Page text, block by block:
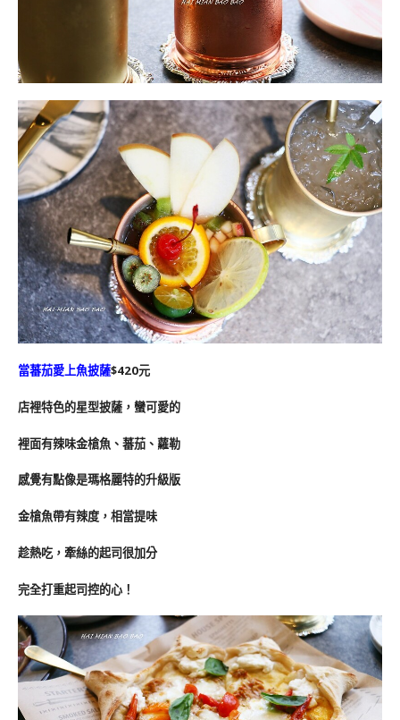
當蕃茄愛上魚披薩$420元
店裡特色的星型披薩，蠻可愛的
裡面有辣味金槍魚、蕃茄、蘿勒
感覺有點像是瑪格麗特的升級版
金槍魚帶有辣度，相當提味
趁熱吃，牽絲的起司很加分
完全打重起司控的心！